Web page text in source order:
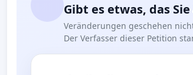
Gibt es etwas, das
Veränderungen geschehen
Der Verfasser dieser Petition